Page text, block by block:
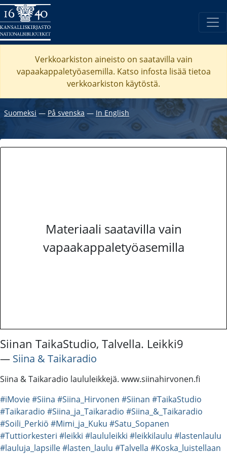
Verkkoarkiston aineisto on saatavilla vain
vapaakappaletyöasemilla. Katso infosta lisää tietoa
verkkoarkiston käytöstä.
Suomeksi ― På svenska ― In English
Materiaali saatavilla vain
vapaakappaletyöasemilla
Siinan TaikaStudio, Talvella. Leikki9
― Siina & Taikaradio
Siina & Taikaradio laululeikkejä. www.siinahirvonen.fi
#iMovie#Siina #Siina_Hirvonen #Siinan #TaikaStudio
#Taikaradio #Siina_ja_Taikaradio #Siina_&_Taikaradio
#Soili_Perkiö #Mimi_ja_Kuku #Satu_Sopanen
#Tuttiorkesteri #leikki #laululeikki #leikkilaulu #lastenlaulu
#lauluja_lapsille#lasten_laulu #Talvella #Koska_luistellaan